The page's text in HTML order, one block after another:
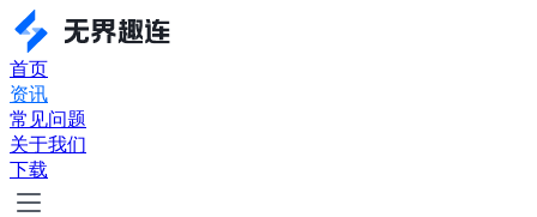
首页
资讯
常见问题
关于我们
下载